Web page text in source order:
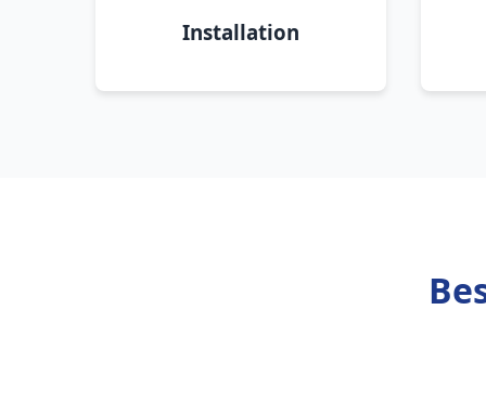
Installation